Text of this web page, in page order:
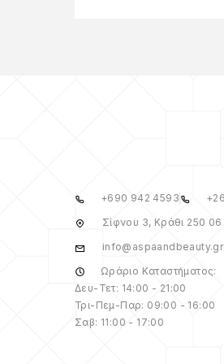
+690 942 4593
Σίφνου 3, Κράθι 250 06
info@aspaandbeauty.gr
Ωράριο Καταστήματος:
Δευ-Τετ: 14:00 - 21:00
Τρι-Πεμ-Παρ: 09:00 - 16:00
Σαβ: 11:00 - 17:00